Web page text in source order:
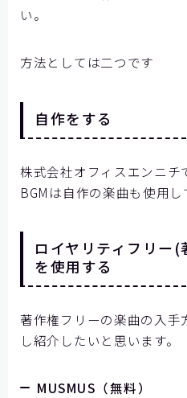
い。
方法としては二つです
自作をする
株式会社オフィスエンニチ
BGMは自作の楽曲も使用し
ロイヤリティフリー
を使用する
著作権フリーの楽曲の入手
し紹介したいと思います。
MUSMUS（無料）